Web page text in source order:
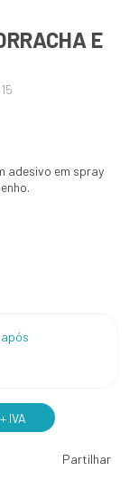
E
adesivo em spray
IVA
Partilhar